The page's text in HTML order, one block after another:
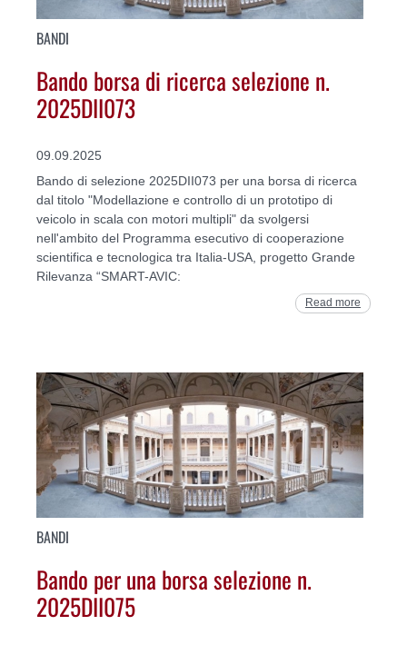
BANDI
Bando borsa di ricerca selezione n.
2025DII073
09.09.2025
Bando di selezione 2025DII073 per una borsa di ricerca
dal titolo "Modellazione e controllo di un prototipo di
veicolo in scala con motori multipli" da svolgersi
nell'ambito del Programma esecutivo di cooperazione
scientifica e tecnologica tra Italia-USA, progetto Grande
Rilevanza “SMART-AVIC:
Read more
BANDI
Bando per una borsa selezione n.
2025DII075